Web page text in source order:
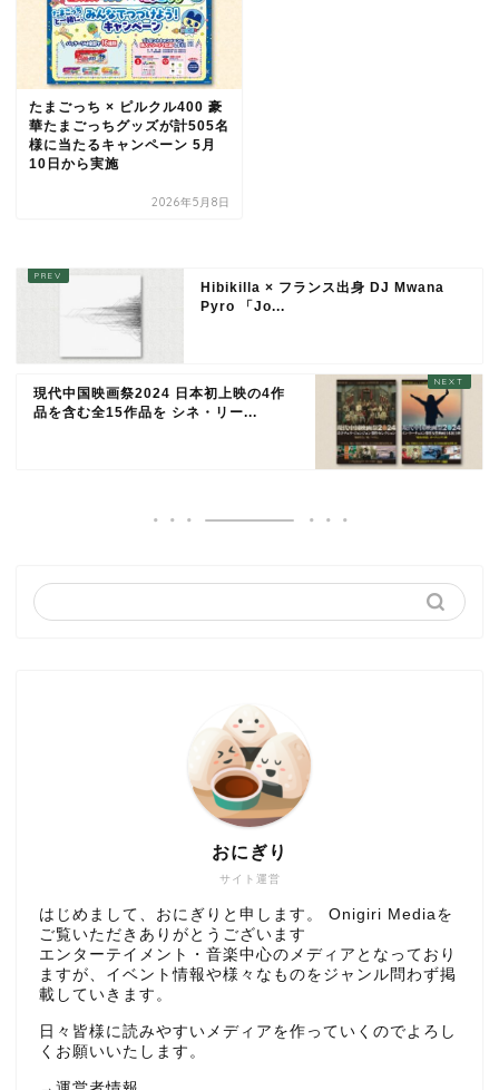
たまごっち × ピルクル400 豪
華たまごっちグッズが計505名
様に当たるキャンペーン 5月
10日から実施
2026年5月8日
Hibikilla × フランス出身 DJ Mwana
Pyro 「Jo...
現代中国映画祭2024 日本初上映の4作
品を含む全15作品を シネ・リー...
サイト運営
おにぎり
はじめまして、おにぎりと申します。 Onigiri Mediaを
ご覧いただきありがとうございます
エンターテイメント・音楽中心のメディアとなっており
ますが、イベント情報や様々なものをジャンル問わず掲
載していきます。
日々皆様に読みやすいメディアを作っていくのでよろし
くお願いいたします。